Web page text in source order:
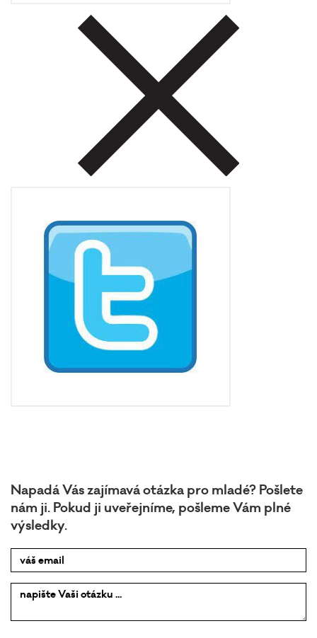
Napadá Vás zajímavá otázka pro mladé? Pošlete
nám ji. Pokud ji uveřejníme, pošleme Vám plné
výsledky.
váš email
napište
nám …